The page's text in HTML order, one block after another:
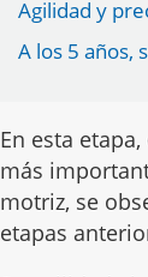
Agilidad y
A los 5 años,
En esta etapa,
más
motriz, se
etapas